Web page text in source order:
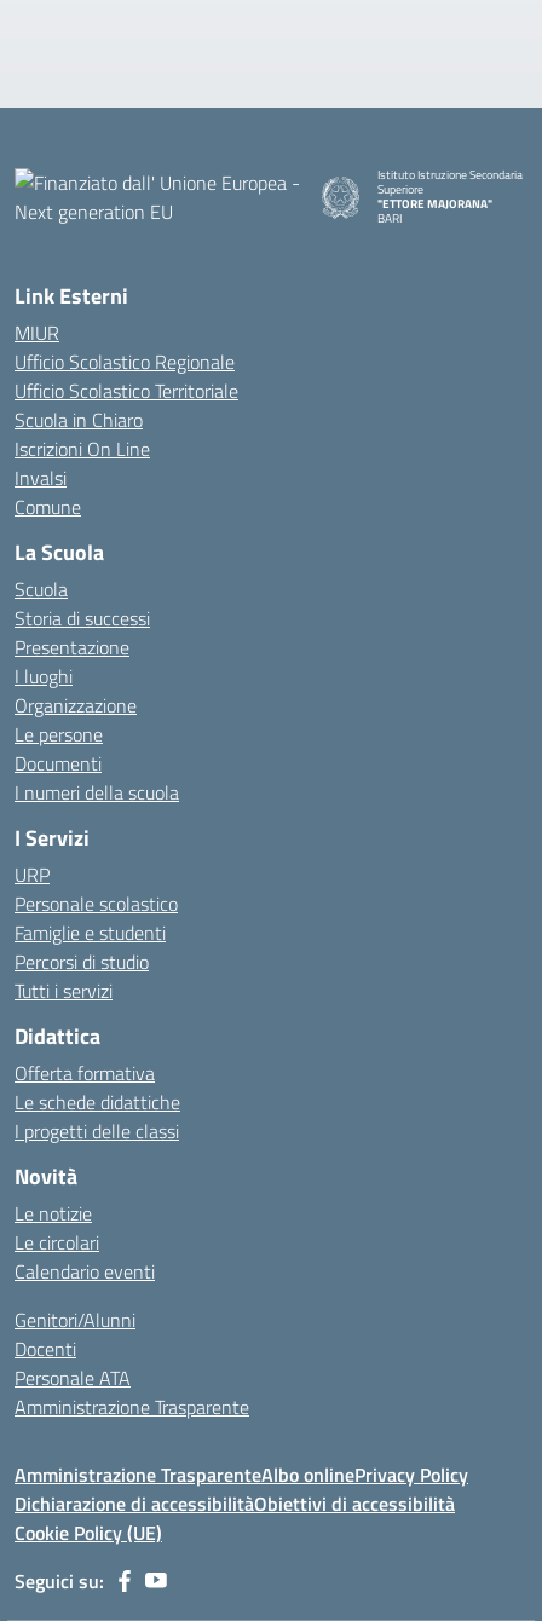
Istituto Istruzione Secondaria
Superiore
"ETTORE MAJORANA"
BARI
Link Esterni
MIUR
Ufficio Scolastico Regionale
Ufficio Scolastico Territoriale
Scuola in Chiaro
Iscrizioni On Line
Invalsi
Comune
La Scuola
Scuola
Storia di successi
Presentazione
I luoghi
Organizzazione
Le persone
Documenti
I numeri della scuola
I Servizi
URP
Personale scolastico
Famiglie e studenti
Percorsi di studio
Tutti i servizi
Didattica
Offerta formativa
Le schede didattiche
I progetti delle classi
Novità
Le notizie
Le circolari
Calendario eventi
Genitori/Alunni
Docenti
Personale ATA
Amministrazione Trasparente
Amministrazione TrasparenteAlbo onlinePrivacy Policy
Dichiarazione di accessibilitàObiettivi di accessibilità
Cookie Policy (UE)
Seguici su: